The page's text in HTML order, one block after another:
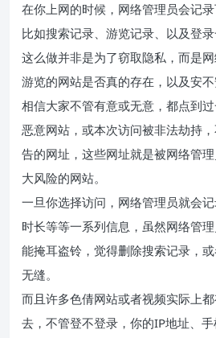
在你上网的时候，网络管理员会记
比如搜索记录、游览记录、以及登录
这么做并非是为了窃取隐私，而是
游览的网站是否真的存在，以及安不
相信大家不管有意或无意，都点到
恶意网站，或本次访问被非法劫持
告的网址，这些网址就是被网络管
大风险的网站。
一旦你选择访问，网络管理员就会
时长等等一系列信息，虽然网络管
能掩耳盗铃，觉得删除搜索记录，
无缝。
而且许多色倩网站或者视频实际上
去，不管登不登录，你的IP地址、